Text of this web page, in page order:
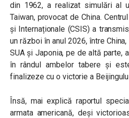
din 1962, a realizat simulări al
Taiwan, provocat de China.
și Internaționale (CSIS) a
un război în anul 2026, între
SUA și Japonia, pe de altă parte,
în rândul ambelor tabere și
finalizeze cu o victorie a
Însă, mai explică raportul
armata americană, deși